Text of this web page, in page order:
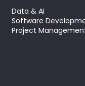
Data & AI
Software
Project